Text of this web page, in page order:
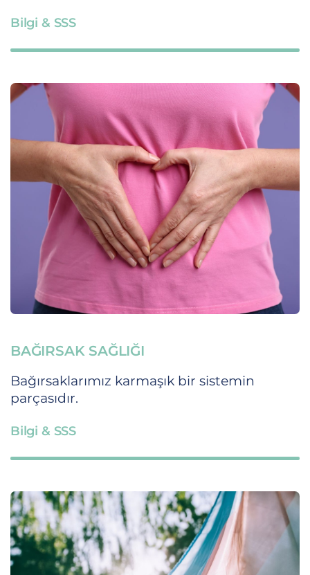
Bilgi & SSS
BAĞIRSAK SAĞLIĞI
Bağırsaklarımız karmaşık bir sistemin
parçasıdır.
Bilgi & SSS